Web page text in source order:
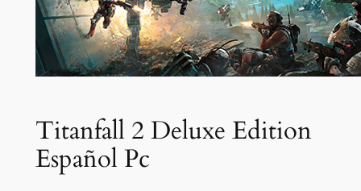
Titanfall 2 Deluxe Edition
Español Pc